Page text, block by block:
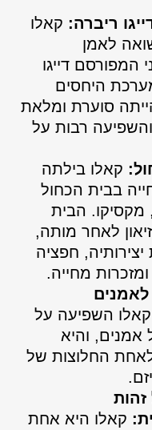
ריברה: קאלו
לאמן
המפורסם דייגו
היחסים
סוערת ומלאת
רבות על
קאלו בילתה
בבית הכחול
מקסיקו. הבית
לאחר מותה,
יצירותיה, חפציה
מחייה.
קאלו השפיעה על
אמנים, והיא
החלוצות של
קאלו היא אחת